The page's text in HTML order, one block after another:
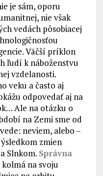
je sám, oporu
nie však
vedách pôsobiacej
Väčší príklon
ľudí k náboženstvu
vzdelanosti.
veku a často aj
odpovedať aj na
Ale na otázku o
na Zemi sme od
neviem, alebo –
zmien
Slnkom. Správna
na svoju